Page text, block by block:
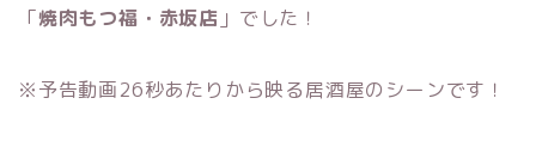
「焼肉もつ福・赤坂店 」でした！
※予告動画26秒あたりから映る居酒屋のシーンです！